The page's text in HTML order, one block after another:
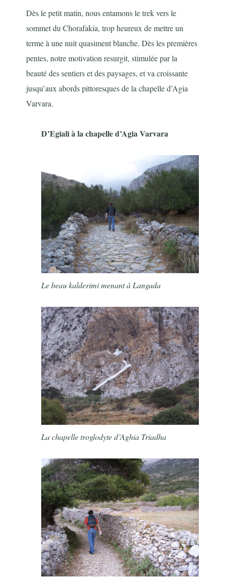
Dès le petit matin, nous entamons le trek vers le
sommet du Chorafakia, trop heureux de mettre un
terme à une nuit quasiment blanche. Dès les premières
pentes, notre motivation resurgit, stimulée par la
beauté des sentiers et des paysages, et va croissante
jusqu’aux abords pittoresques de la chapelle d’Agia
Varvara.
D’Egiali à la chapelle d’Agia Varvara
Le beau kalderimi menant à Langada
La chapelle troglodyte d’Aghia Triadha